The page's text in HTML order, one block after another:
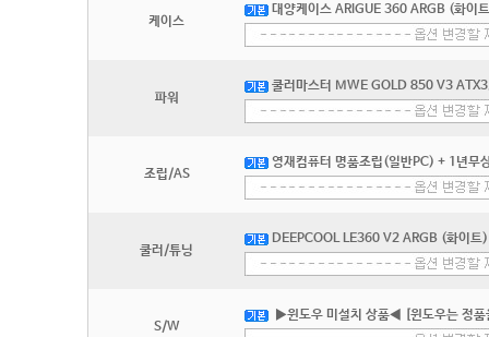
케이스
대양케이스 ARIGUE 360 ARGB (화이
파워
쿨러마스터 MWE GOLD 850 V3
조립/AS
영재컴퓨터 명품조립(일반PC) + 1년무
쿨러/튜닝
DEEPCOOL LE360 V2 ARGB (화이트)
S/W
▶윈도우 미설치 상품◀ [윈도우는 정